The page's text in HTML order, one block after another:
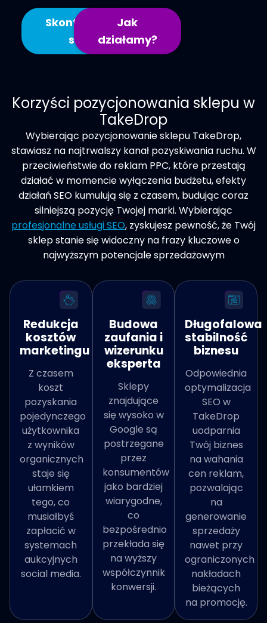
Skontaktuj
się
Jak
działamy?
Korzyści pozycjonowania sklepu w
TakeDrop
Wybierając pozycjonowanie sklepu TakeDrop,
stawiasz na najtrwalszy kanał pozyskiwania ruchu. W
przeciwieństwie do reklam PPC, które przestają
działać w momencie wyłączenia budżetu, efekty
działań SEO kumulują się z czasem, budując coraz
silniejszą pozycję Twojej marki. Wybierając
profesjonalne usługi SEO, zyskujesz pewność, że Twój
sklep stanie się widoczny na frazy kluczowe o
najwyższym potencjale sprzedażowym
Redukcja
kosztów
marketingu
Z czasem
koszt
pozyskania
pojedynczego
użytkownika
z wyników
organicznych
staje się
ułamkiem
tego, co
musiałbyś
zapłacić w
systemach
aukcyjnych
social media.
Budowa
zaufania i
wizerunku
eksperta
Sklepy
znajdujące
się wysoko w
Google są
postrzegane
przez
konsumentów
jako bardziej
wiarygodne,
co
bezpośrednio
przekłada się
na wyższy
współczynnik
konwersji.
Długofalowa
stabilność
biznesu
Odpowiednia
optymalizacja
SEO w
TakeDrop
uodparnia
Twój biznes
na wahania
cen reklam,
pozwalając
na
generowanie
sprzedaży
nawet przy
ograniczonych
nakładach
bieżących
na promocję.